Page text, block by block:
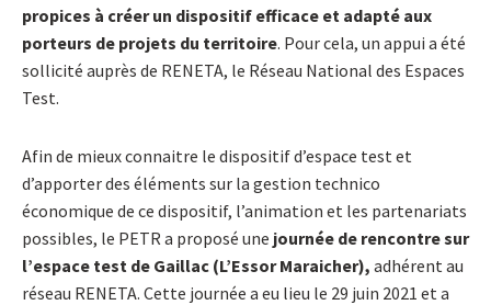
propices à créer un dispositif efficace et adapté aux
porteurs de projets du territoire. Pour cela, un appui a été
sollicité auprès de RENETA, le Réseau National des Espaces
Test.
Afin de mieux connaitre le dispositif d’espace test et
d’apporter des éléments sur la gestion technico
économique de ce dispositif, l’animation et les partenariats
possibles, le PETR a proposé une journée de rencontre sur
l’espace test de Gaillac (L’Essor Maraicher), adhérent au
réseau RENETA. Cette journée a eu lieu le 29 juin 2021 et a